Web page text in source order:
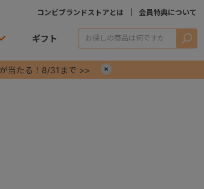
コンビブランドストアとは 会員特典について
ギフト 検索
当たる！8/31まで >>